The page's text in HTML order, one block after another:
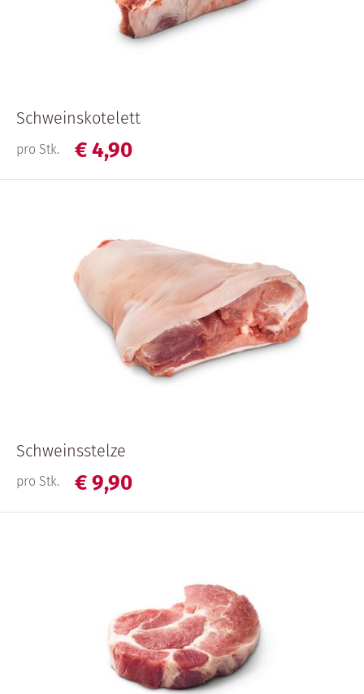
Schweinskotelett
pro Stk. €4,90
Schweinsstelze
pro Stk. €9,90